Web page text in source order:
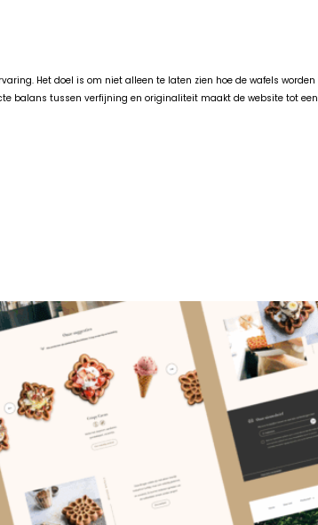
Het doel is om niet alleen te laten zien hoe de wafels worden
balans tussen verfijning en originaliteit maakt de website tot een